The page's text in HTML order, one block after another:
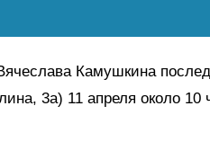
Камушкина
3а) 11 апреля около